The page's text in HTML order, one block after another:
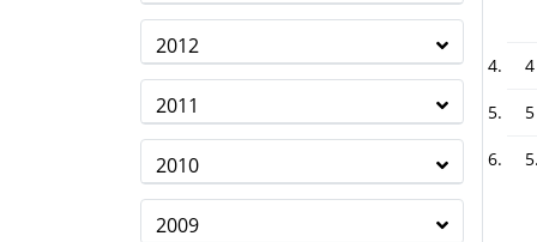
2012
2011
2010
2009
4
5